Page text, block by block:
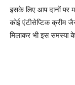
इसके लिए आप दानों पर
कोई एंटीसेप्टिक क्रीम
मिलाकर भी इस समस्या